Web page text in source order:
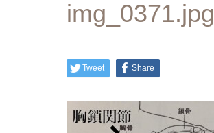
img_0371.jpg
Tweet Share